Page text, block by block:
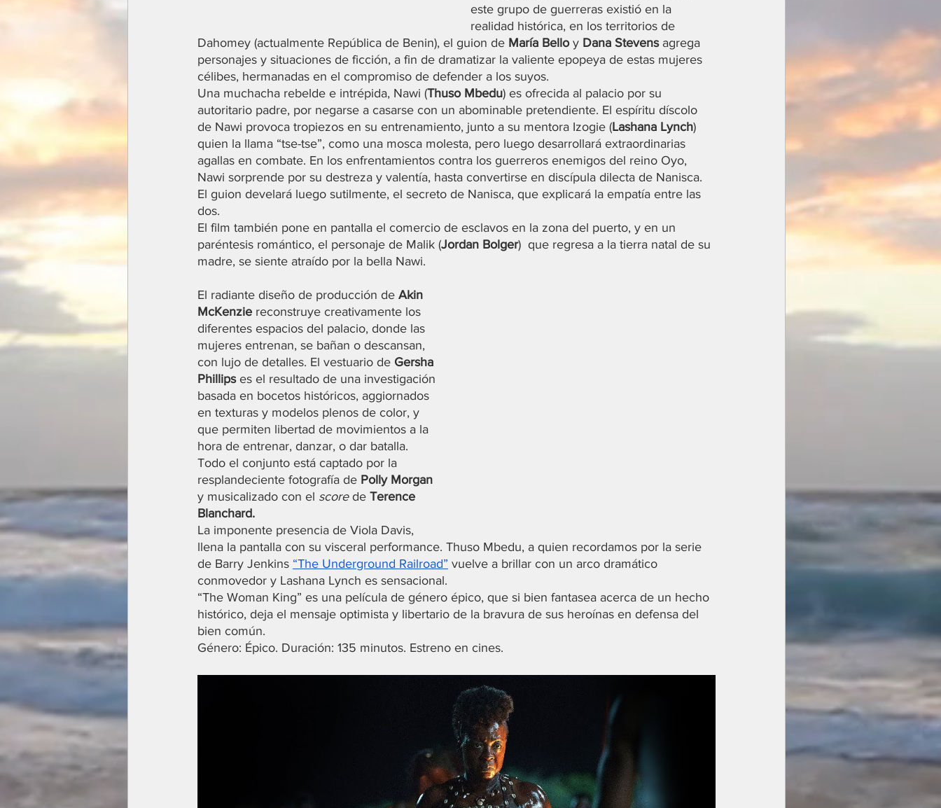
este grupo de guerreras existió en la
realidad histórica, en los territorios de
Dahomey (actualmente República de Benin), el guion de María Bello y Dana Stevens agrega
personajes y situaciones de ficción, a fin de dramatizar la valiente epopeya de estas mujeres
célibes, hermanadas en el compromiso de defender a los suyos.
Una muchacha rebelde e intrépida, Nawi (Thuso Mbedu) es ofrecida al palacio por su
autoritario padre, por negarse a casarse con un abominable pretendiente. El espíritu díscolo
de Nawi provoca tropiezos en su entrenamiento, junto a su mentora Izogie (Lashana Lynch)
quien la llama “tse-tse”, como una mosca molesta, pero luego desarrollará extraordinarias
agallas en combate. En los enfrentamientos contra los guerreros enemigos del reino Oyo,
Nawi sorprende por su destreza y valentía, hasta convertirse en discípula dilecta de Nanisca.
El guion develará luego sutilmente, el secreto de Nanisca, que explicará la empatía entre las
dos.
El film también pone en pantalla el comercio de esclavos en la zona del puerto, y en un
paréntesis romántico, el personaje de Malik (Jordan Bolger)  que regresa a la tierra natal de su
madre, se siente atraído por la bella Nawi.
El radiante diseño de producción de Akin
McKenzie reconstruye creativamente los
diferentes espacios del palacio, donde las
mujeres entrenan, se bañan o descansan,
con lujo de detalles. El vestuario de Gersha
Phillips es el resultado de una investigación
basada en bocetos históricos, aggiornados
en texturas y modelos plenos de color, y
que permiten libertad de movimientos a la
hora de entrenar, danzar, o dar batalla.
Todo el conjunto está captado por la
resplandeciente fotografía de Polly Morgan
y musicalizado con el score de Terence
Blanchard.
La imponente presencia de Viola Davis,
llena la pantalla con su visceral performance. Thuso Mbedu, a quien recordamos por la serie
de Barry Jenkins “The Underground Railroad” vuelve a brillar con un arco dramático
conmovedor y Lashana Lynch es sensacional.
“The Woman King” es una película de género épico, que si bien fantasea acerca de un hecho
histórico, deja el mensaje optimista y libertario de la bravura de sus heroínas en defensa del
bien común.
Género: Épico. Duración: 135 minutos. Estreno en cines.